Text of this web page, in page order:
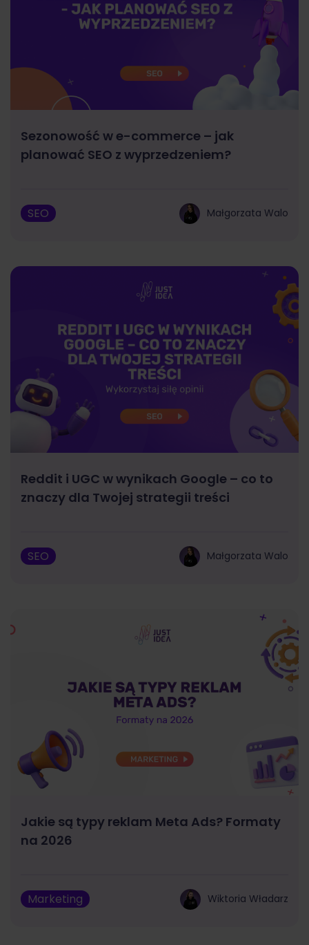
Sezonowość w e-commerce – jak
planować SEO z wyprzedzeniem?
SEO Małgorzata Walo
Reddit i UGC w wynikach Google – co to
znaczy dla Twojej strategii treści
SEO Małgorzata Walo
Jakie są typy reklam Meta Ads? Formaty
na 2026
Marketing Wiktoria Władarz